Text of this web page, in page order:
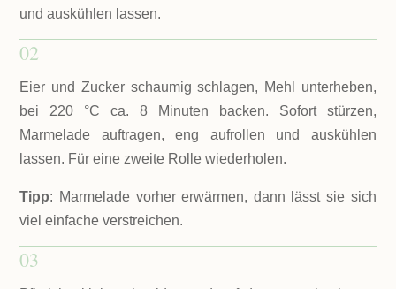
und auskühlen lassen.
02
Eier und Zucker schaumig schlagen, Mehl unterheben,
bei 220 °C ca. 8 Minuten backen. Sofort stürzen,
Marmelade auftragen, eng aufrollen und auskühlen
lassen. Für eine zweite Rolle wiederholen.
Tipp: Marmelade vorher erwärmen, dann lässt sie sich
viel einfache verstreichen.
03